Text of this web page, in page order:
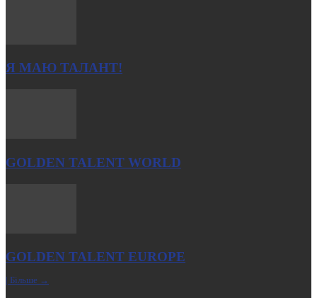
Я МАЮ ТАЛАНТ!
GOLDEN TALENT WORLD
GOLDEN TALENT EUROPE
| Більше →